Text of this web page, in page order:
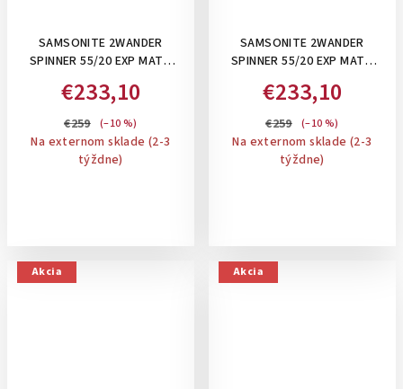
SAMSONITE 2WANDER
SPINNER 55/20 EXP MATT
, ROZŠÍRITEĽNÝ
€233,10
€259 (–10 %)
Na externom sklade (2-3
týždne)
SAMSONITE 2WANDER
SPINNER 55/20 EXP MATT
ROZŠÍRITEĽNÝ
€233,10
€259 (–10 %)
Na externom sklade (2-3
týždne)
Akcia Akcia